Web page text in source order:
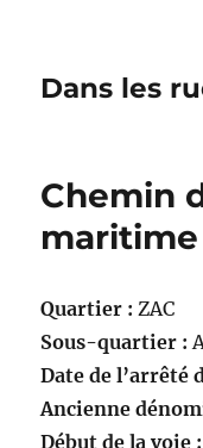
Dans les
Chemin
maritime
Quartier :ZAC
Sous-quartier :
Date de l’arrêté
Ancienne
Début de la voie :